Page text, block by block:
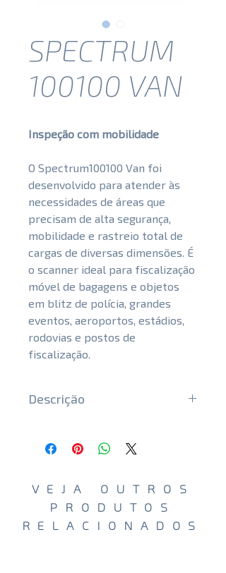
SPECTRUM
100100 VAN
Inspeção com mobilidade
O Spectrum100100 Van foi
desenvolvido para atender às
necessidades de áreas que
precisam de alta segurança,
mobilidade e rastreio total de
cargas de diversas dimensões. É
o scanner ideal para fiscalização
móvel de bagagens e objetos
em blitz de polícia, grandes
eventos, aeroportos, estádios,
rodovias e postos de
fiscalização.
Descrição
High quality automatic imaging
large and small items and an
automatic detection algorithm
for threats such as drugs,
VEJA OUTROS
PRODUTOS
RELACIONADOS